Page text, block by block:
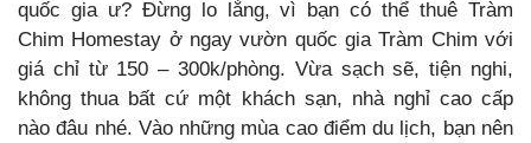
quốc gia ư? Đừng lo lắng, vì bạn có thể thuê Tràm
Chim Homestay ở ngay vườn quốc gia Tràm Chim với
giá chỉ từ 150 – 300k/phòng. Vừa sạch sẽ, tiện nghi,
không thua bất cứ một khách sạn, nhà nghỉ cao cấp
nào đâu nhé. Vào những mùa cao điểm du lịch, bạn nên